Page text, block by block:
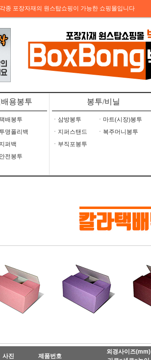
종 포장자재의 원스탑쇼핑이 가능한 쇼핑몰입니다
용봉투
배봉투
명폴리백
퍼백
전봉투
봉투/비닐
ㆍ삼방봉투
ㆍ마트(시장)봉투
ㆍ지퍼스탠드
ㆍ복주머니봉투
ㆍ부직포봉투
사진 제품번호
외경사이즈(mm)